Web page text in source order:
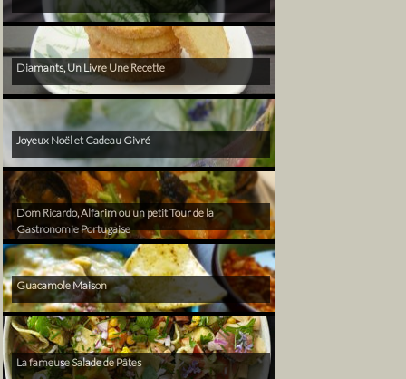
Diamants, Un Livre Une Recette
Joyeux Noël et Cadeau Givré
Dom Ricardo, Alfarim ou un petit Tour de la
Gastronomie Portugaise
Guacamole Maison
La fameuse Salade de Pâtes